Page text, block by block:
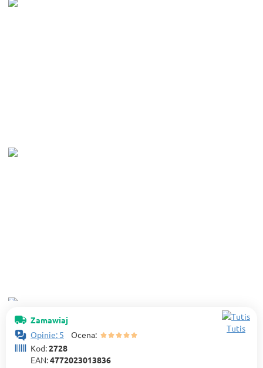
Zamawiaj
Opinie: 5 Ocena:
Kod:2728
EAN:4772023013836
Tutis